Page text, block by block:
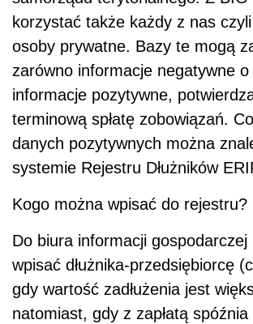
korzystać także każdy z nas
osoby prywatne. Bazy te mogą
zarówno informacje negatywne o
informacje pozytywne,
terminową spłatę zobowiązań.
danych pozytywnych można
systemie Rejestru Dłużników
Kogo można wpisać do rejestru?
Do biura informacji gospodarczej
wpisać dłużnika-przedsiębiorcę
gdy wartość zadłużenia jest
natomiast, gdy z zapłatą spóźnia